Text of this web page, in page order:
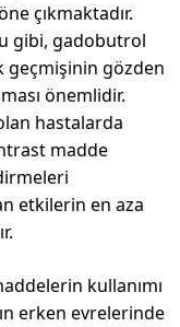
çıkmaktadır.
gibi, gadobutrol
geçmişinin gözden
önemlidir.
hastalarda
madde
etkilerin en aza
kullanımı
erken evrelerinde